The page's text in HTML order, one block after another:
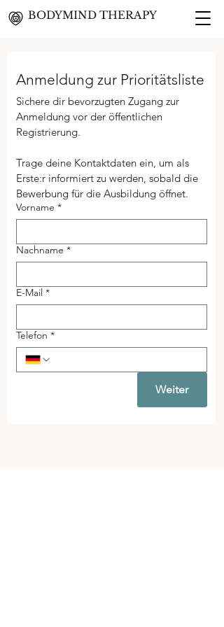
BODYMIND THERAPY
Anmeldung zur Prioritätsliste
Sichere dir bevorzugten Zugang zur
Anmeldung vor der öffentlichen
Registrierung.
Trage deine Kontaktdaten ein, um als
Erste:r informiert zu werden, sobald die
Bewerbung für die Ausbildung öffnet.
Vorname *
Nachname *
E-Mail *
Telefon *
Weiter